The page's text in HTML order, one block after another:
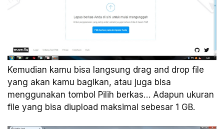
Kemudian kamu bisa langsung drag and drop file
yang akan kamu bagikan, atau juga bisa
menggunakan tombol Pilih berkas… Adapun ukuran
file yang bisa diupload maksimal sebesar 1 GB.